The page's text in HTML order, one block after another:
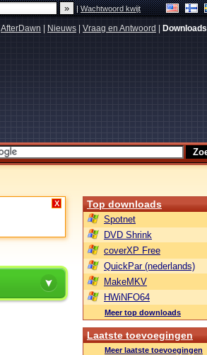
|Wachtwoord kwijt
AfterDawn Nieuws Vraag en Antwoord Downloads
X Top downloads
Spotnet
DVD Shrink
coverXP Free
QuickPar (nederlands)
MakeMKV
HWiNFO64
Meer top downloads
Laatste toevoegingen
Meer laatste toevoegingen